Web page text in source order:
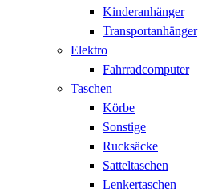
Kinderanhänger
Transportanhänger
Elektro
Fahrradcomputer
Taschen
Körbe
Sonstige
Rucksäcke
Satteltaschen
Lenkertaschen